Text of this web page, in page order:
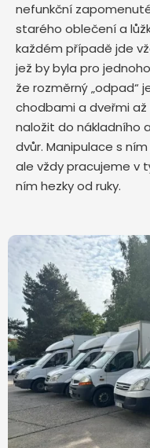
nefunkční
starého oblečení a
každém případě jde
jež by byla pro
že rozměrný „odpad“
chodbami a dveřmi
naložit do nákladního
dvůr. Manipulace s
ale vždy pracujeme v
ním hezky od ruky.